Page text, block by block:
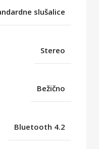
slušalice
Stereo
Bežično
Bluetooth 4.2